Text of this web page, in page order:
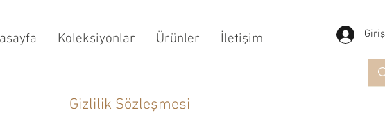
Koleksiyonlar Ürünler İletişim
Gizlilik Sözleşmesi